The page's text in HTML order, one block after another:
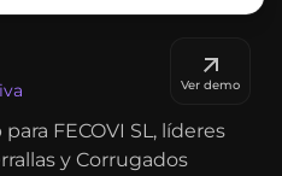
Ver demo
FECOVI SL, líderes
y Corrugados